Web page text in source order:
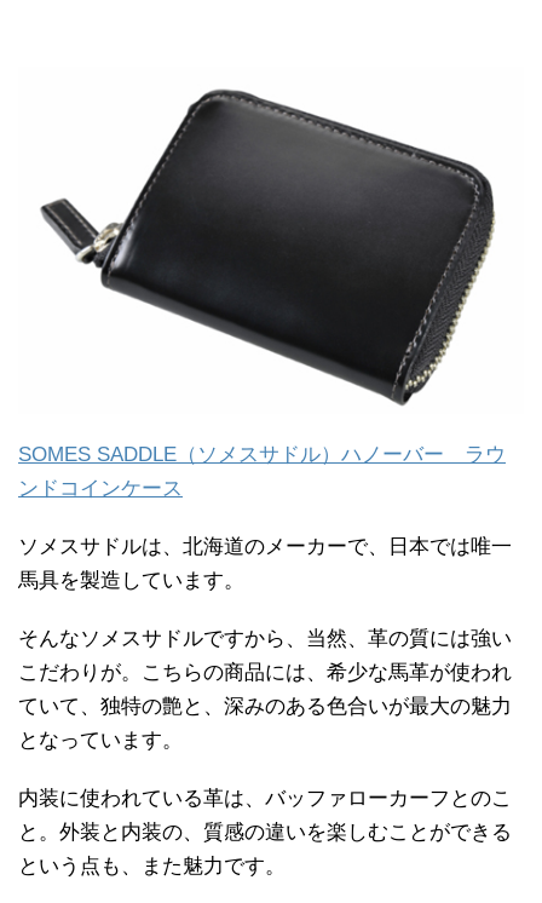
SOMES SADDLE（ソメスサドル）ハノーバー ラウ
ンドコインケース
ソメスサドルは、北海道のメーカーで、日本では唯一
馬具を製造しています。
そんなソメスサドルですから、当然、革の質には強い
こだわりが。こちらの商品には、希少な馬革が使われ
ていて、独特の艶と、深みのある色合いが最大の魅力
となっています。
内装に使われている革は、バッファローカーフとのこ
と。外装と内装の、質感の違いを楽しむことができる
という点も、また魅力です。